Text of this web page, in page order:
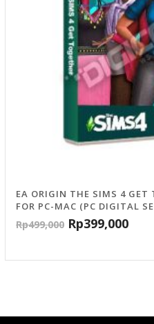
EA ORIGIN THE SIMS 4 GET
FOR PC-MAC (PC DIGITAL
Rp499,000 Rp399,000